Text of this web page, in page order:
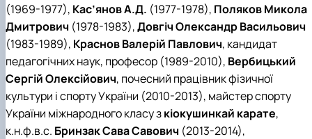
(1969-1977), Кас’янов А.Д. (1977-1978), Поляков Микола
Дмитрович (1978-1983),Довгіч Олександр Васильович
(1983-1989), Краснов Валерій Павлович, кандидат
педагогічних наук, професор (1989-2010), Вербицький
Сергій Олексійович, почесний працівник фізичної
культури і спорту України (2010-2013), майстер спорту
України міжнародного класу зкіокушинкай карате,
к.н.ф.в.с. Бринзак Сава Савович (2013-2014),